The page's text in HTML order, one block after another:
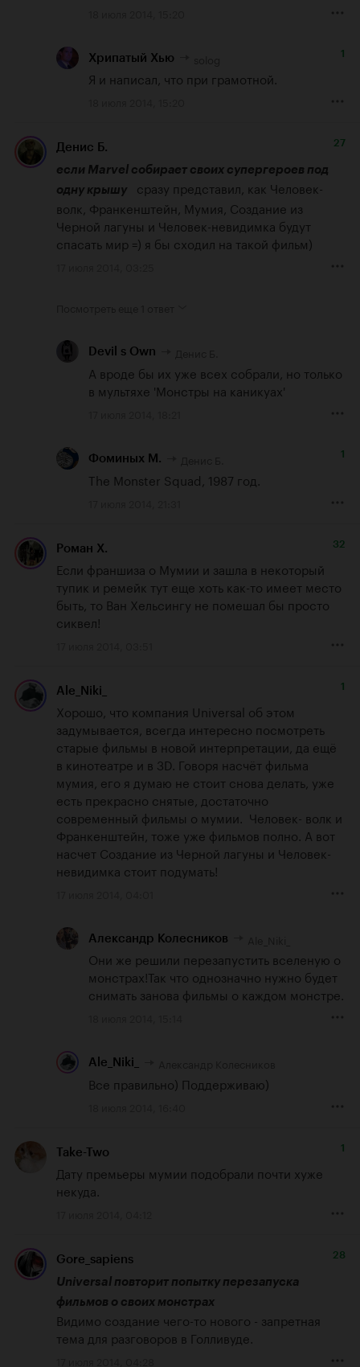
Хрипатый Хью 1
Я и написал, что при грамотной.
Денис Б. 27
если Marvel собирает своих супергероев под
одну крышу
   сразу представил, как Человек-
волк, Франкенштейн, Мумия, Создание из
Черной лагуны и Человек-невидимка будут
спасать мир =) я бы сходил на такой фильм)
Devil s Own
А вроде бы их уже всех собрали, но только
в мультяхе 'Монстры на каникуах'
Фоминых М. 1
The Monster Squad, 1987 год.
Роман Х. 32
Если франшиза о Мумии и зашла в некоторый
тупик и ремейк тут еще хоть как-то имеет место
быть, то Ван Хельсингу не помешал бы просто
сиквел!
Ale_Niki_ 1
Хорошо, что компания Universal об этом
задумывается, всегда интересно посмотреть
старые фильмы в новой интерпретации, да ещё
в кинотеатре и в 3D. Говоря насчёт фильма
мумия, его я думаю не стоит снова делать, уже
есть прекрасно снятые, достаточно
современный фильмы о мумии.  Человек- волк и
Франкенштейн, тоже уже фильмов полно. А вот
насчет Создание из Черной лагуны и Человек-
невидимка стоит подумать!
Александр Колесников
Они же решили перезапустить вселеную о
монстрах!Так что однозначно нужно будет
снимать занова фильмы о каждом монстре.
Ale_Niki_
Все правильно) Поддерживаю)
Take-Two 1
Дату премьеры мумии подобрали почти хуже
некуда.
Gore_sapiens 28
Universal повторит попытку перезапуска
фильмов о своих монстрах
Видимо создание чего-то нового - запретная
тема для разговоров в Голливуде.